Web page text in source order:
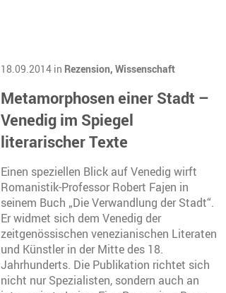
18.09.2014 in Rezension, Wissenschaft
Metamorphosen einer Stadt –
Venedig im Spiegel
literarischer Texte
Einen speziellen Blick auf Venedig wirft
Romanistik-Professor Robert Fajen in
seinem Buch „Die Verwandlung der Stadt“.
Er widmet sich dem Venedig der
zeitgenössischen venezianischen Literaten
und Künstler in der Mitte des 18.
Jahrhunderts. Die Publikation richtet sich
nicht nur Spezialisten, sondern auch an